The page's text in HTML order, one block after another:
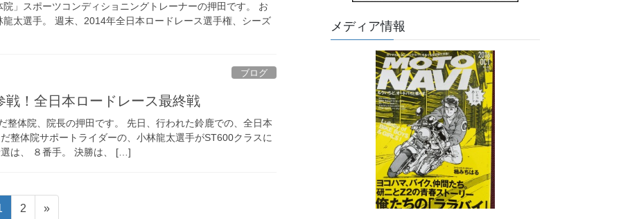
」スポーツコンディショニングトレーナーの押田です。 お
太選手。 週末、2014年全日本ロードレース選手権、シーズ
ブログ
戦！全日本ロードレース最終戦
整体院、院長の押田です。 先日、行われた鈴鹿での、全日本
整体院サポートライダーの、小林龍太選手がST600クラスに
は、 ８番手。 決勝は、 […]
固
2 »
メディア情報